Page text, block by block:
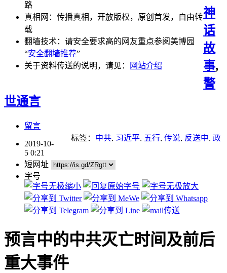
路
真相网：传播真相，开放版权，原创首发，自由转
载
翻墙技术：请安全要求高的网友重点参阅美博园
“安全翻墙推荐”
关于资料传送的说明，请见：
网站介绍
神
话
故
事,
警
世通言
留言
标签： 中共, 习近平, 五行, 传说, 反送中, 政
2019-10-
5 0:21
短网址
字号
预言中的中共灭亡时间及前后
重大事件